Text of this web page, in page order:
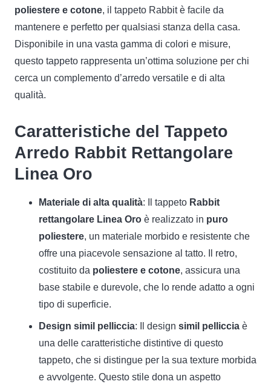
poliestere e cotone, il tappeto Rabbit è facile da
mantenere e perfetto per qualsiasi stanza della casa.
Disponibile in una vasta gamma di colori e misure,
questo tappeto rappresenta un’ottima soluzione per chi
cerca un complemento d’arredo versatile e di alta
qualità.
Caratteristiche del Tappeto
Arredo Rabbit Rettangolare
Linea Oro
Materiale di alta qualità: Il tappeto Rabbit
rettangolare Linea Oro è realizzato in puro
poliestere, un materiale morbido e resistente che
offre una piacevole sensazione al tatto. Il retro,
costituito da poliestere e cotone, assicura una
base stabile e durevole, che lo rende adatto a ogni
tipo di superficie.
Design simil pelliccia: Il design simil pelliccia è
una delle caratteristiche distintive di questo
tappeto, che si distingue per la sua texture morbida
e avvolgente. Questo stile dona un aspetto